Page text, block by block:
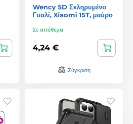
Wency 5D Σκληρυμένο
Γυαλί, Xiaomi 15T, μαύρο
Σε απόθεμα
4,24 €
Σύγκριση